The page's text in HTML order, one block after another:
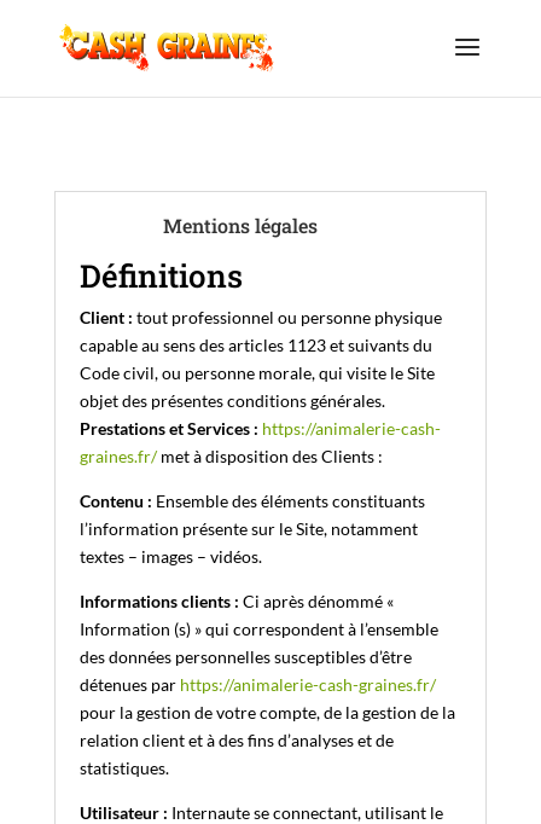
Mentions légales
Définitions
Client : tout professionnel ou personne physique
capable au sens des articles 1123 et suivants du
Code civil, ou personne morale, qui visite le Site
objet des présentes conditions générales.
Prestations et Services : https://animalerie-cash-
graines.fr/met à disposition des Clients :
Contenu : Ensemble des éléments constituants
l’information présente sur le Site, notamment
textes – images – vidéos.
Informations clients : Ci après dénommé «
Information (s) » qui correspondent à l’ensemble
des données personnelles susceptibles d’être
détenues par https://animalerie-cash-graines.fr/
pour la gestion de votre compte, de la gestion de la
relation client et à des fins d’analyses et de
statistiques.
Utilisateur : Internaute se connectant, utilisant le